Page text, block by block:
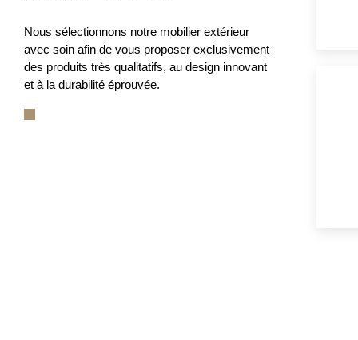
Nous sélectionnons notre mobilier extérieur
avec soin afin de vous proposer exclusivement
des produits très qualitatifs, au design innovant
et à la durabilité éprouvée.